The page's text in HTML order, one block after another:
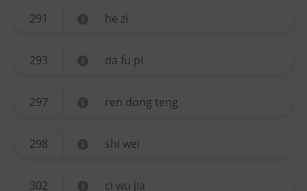
291 he zi
293 da fu pi
297 ren dong teng
298 shi wei
302 ci wu jia